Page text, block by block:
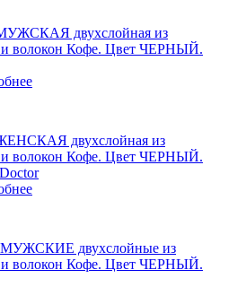
двухслойная из
волокон Кофе. Цвет ЧЕРНЫЙ.
двухслойная из
волокон Кофе. Цвет ЧЕРНЫЙ.
МУЖСКИЕ двухслойные из
волокон Кофе. Цвет ЧЕРНЫЙ.